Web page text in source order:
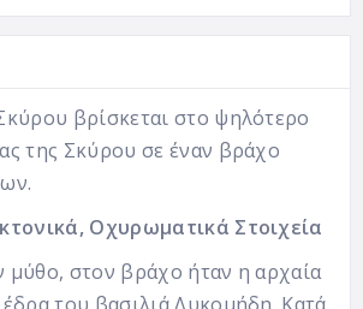
βρίσκεται στο ψηλότερο
της Σκύρου σε έναν βράχο
Οχυρωματικά Στοιχεία
στον βράχο ήταν η αρχαία